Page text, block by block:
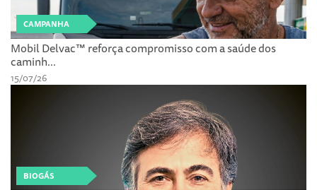
CAMPANHA
Mobil Delvac™ reforça compromisso com a saúde dos
caminh...
15/07/26
BIOGÁS